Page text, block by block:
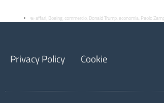
affari Boeing commercio Donald Trump economia Paolo
Privacy Policy Cookie